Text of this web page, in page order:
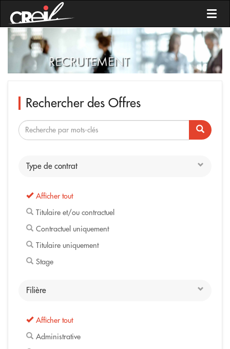
Rechercher des Offres
Type de contrat
Afficher tout
Titulaire et/ou contractuel
Contractuel uniquement
Titulaire uniquement
Stage
Filière
Afficher tout
Administrative